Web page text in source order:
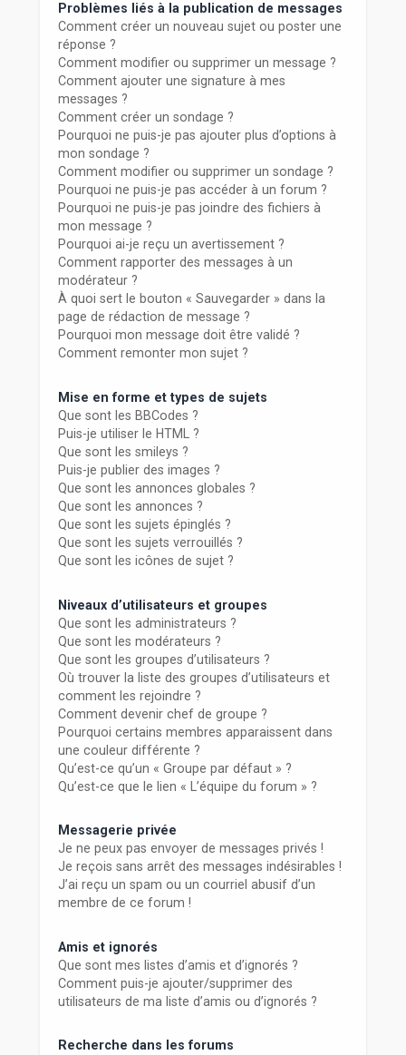
Problèmes liés à la publication de messages
Comment créer un nouveau sujet ou poster une
réponse ?
Comment modifier ou supprimer un message ?
Comment ajouter une signature à mes
messages ?
Comment créer un sondage ?
Pourquoi ne puis-je pas ajouter plus d’options à
mon sondage ?
Comment modifier ou supprimer un sondage ?
Pourquoi ne puis-je pas accéder à un forum ?
Pourquoi ne puis-je pas joindre des fichiers à
mon message ?
Pourquoi ai-je reçu un avertissement ?
Comment rapporter des messages à un
modérateur ?
À quoi sert le bouton « Sauvegarder » dans la
page de rédaction de message ?
Pourquoi mon message doit être validé ?
Comment remonter mon sujet ?
Mise en forme et types de sujets
Que sont les BBCodes ?
Puis-je utiliser le HTML ?
Que sont les smileys ?
Puis-je publier des images ?
Que sont les annonces globales ?
Que sont les annonces ?
Que sont les sujets épinglés ?
Que sont les sujets verrouillés ?
Que sont les icônes de sujet ?
Niveaux d’utilisateurs et groupes
Que sont les administrateurs ?
Que sont les modérateurs ?
Que sont les groupes d’utilisateurs ?
Où trouver la liste des groupes d’utilisateurs et
comment les rejoindre ?
Comment devenir chef de groupe ?
Pourquoi certains membres apparaissent dans
une couleur différente ?
Qu’est-ce qu’un « Groupe par défaut » ?
Qu’est-ce que le lien « L’équipe du forum » ?
Messagerie privée
Je ne peux pas envoyer de messages privés !
Je reçois sans arrêt des messages indésirables !
J’ai reçu un spam ou un courriel abusif d’un
membre de ce forum !
Amis et ignorés
Que sont mes listes d’amis et d’ignorés ?
Comment puis-je ajouter/supprimer des
utilisateurs de ma liste d’amis ou d’ignorés ?
Recherche dans les forums